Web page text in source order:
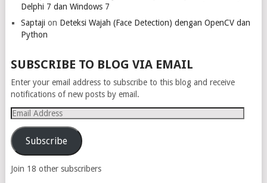
Delphi 7 dan Windows 7
Saptaji on Deteksi Wajah (Face Detection) dengan OpenCV dan
Python
SUBSCRIBE TO BLOG VIA EMAIL
Enter your email address to subscribe to this blog and receive
notifications of new posts by email.
Email
Address
Subscribe
Join 18 other subscribers